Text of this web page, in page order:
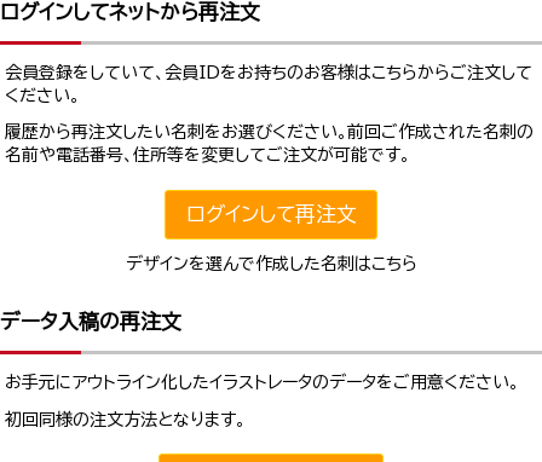
ログインしてネットから再注文
会員登録をしていて、会員IDをお持ちのお客様はこちらからご注文して
ください。
履歴から再注文したい名刺をお選びください。前回ご作成された名刺の
名前や電話番号、住所等を変更してご注文が可能です。
ログインして再注文
デザインを選んで作成した名刺はこちら
データ入稿の再注文
お手元にアウトライン化したイラストレータのデータをご用意ください。
初回同様の注文方法となります。